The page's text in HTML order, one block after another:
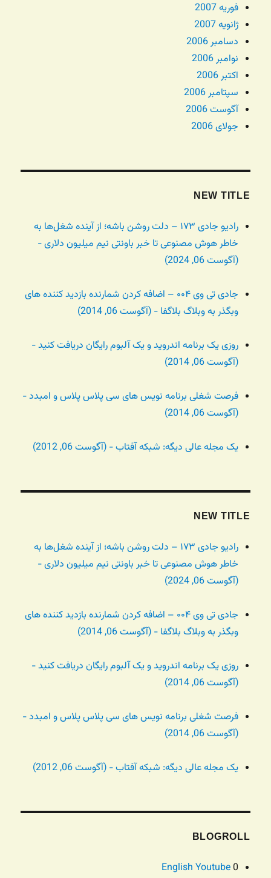
فوریه 2007
ژانویه 2007
دسامبر 2006
نوامبر 2006
اکتبر 2006
سپتامبر 2006
آگوست 2006
جولای 2006
NEW TITLE
رادیو جادی ۱۷۳ – دلت روشن باشه؛ از آینده شغل‌ها به
خاطر هوش مصنوعی تا خبر باونتی نیم میلیون دلاری -
(آگوست 06, 2024)
جادی تی وی ۰۰۴ – اضافه کردن شمارنده بازدید کننده های
وبگذر به وبلاگ بلاگفا - (آگوست 06, 2014)
روزی یک برنامه اندروید و یک آلبوم رایگان دریافت کنید -
(آگوست 06, 2014)
فرصت شغلی برنامه نویس های سی پلاس پلاس و امبدد -
(آگوست 06, 2014)
یک مجله عالی دیگه: شبکه آفتاب - (آگوست 06, 2012)
NEW TITLE
رادیو جادی ۱۷۳ – دلت روشن باشه؛ از آینده شغل‌ها به
خاطر هوش مصنوعی تا خبر باونتی نیم میلیون دلاری -
(آگوست 06, 2024)
جادی تی وی ۰۰۴ – اضافه کردن شمارنده بازدید کننده های
وبگذر به وبلاگ بلاگفا - (آگوست 06, 2014)
روزی یک برنامه اندروید و یک آلبوم رایگان دریافت کنید -
(آگوست 06, 2014)
فرصت شغلی برنامه نویس های سی پلاس پلاس و امبدد -
(آگوست 06, 2014)
یک مجله عالی دیگه: شبکه آفتاب - (آگوست 06, 2012)
BLOGROLL
English Youtube0